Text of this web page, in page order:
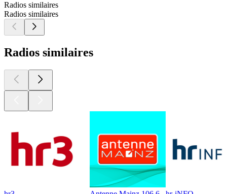
Radios similaires
Radios similaires
Radios similaires